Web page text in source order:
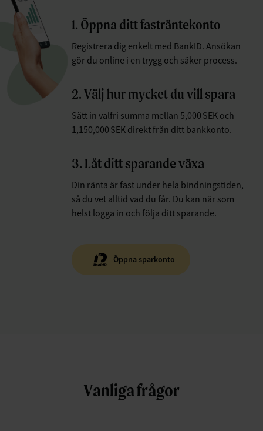
1. Öppna ditt fasträntekonto
Registrera dig enkelt med BankID. Ansökan
gör du online i en trygg och säker process.
2. Välj hur mycket du vill spara
Sätt in valfri summa mellan 5,000 SEK och
1,150,000 SEK direkt från ditt bankkonto.
3. Låt ditt sparande växa
Din ränta är fast under hela bindningstiden,
så du vet alltid vad du får. Du kan när som
helst logga in och följa ditt sparande.
Öppna sparkonto
Vanliga frågor